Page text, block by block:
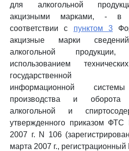
для алкогольной
акцизными марками, - в
соответствии с пунктом 3
акцизные марки
алкогольной
использованием
государственной
информационной
производства и оборота
алкогольной и
утвержденного приказом
2007 г. N 106
марта 2007 г., регистрационный